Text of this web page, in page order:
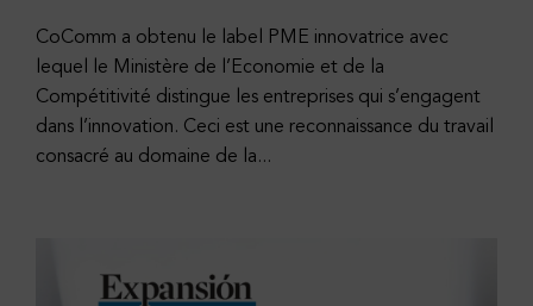
CoComm a obtenu le label PME innovatrice avec
lequel le Ministère de l’Economie et de la
Compétitivité distingue les entreprises qui s’engagent
dans l’innovation. Ceci est une reconnaissance du travail
consacré au domaine de la...